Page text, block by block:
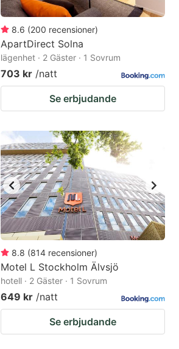
8.6 (200 recensioner)
ApartDirect Solna
lägenhet · 2 Gäster · 1 Sovrum
703 kr /natt
Se erbjudande
8.8 (814 recensioner)
Motel L Stockholm Älvsjö
hotell · 2 Gäster · 1 Sovrum
649 kr /natt
Se erbjudande